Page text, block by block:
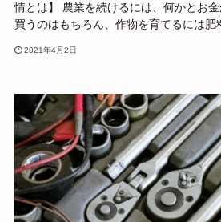
情とは】 農業を続けるには、何かとお
買うのはもちろん、作物を育てるには肥
2021年4月2日